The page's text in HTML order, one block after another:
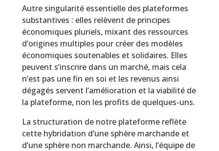
Autre singularité essentielle des plateformes
substantives : elles relèvent de principes
économiques pluriels, mixant des ressources
d’origines multiples pour créer des modèles
économiques soutenables et solidaires. Elles
peuvent s’inscrire dans un marché, mais cela
n’est pas une fin en soi et les revenus ainsi
dégagés servent l’amélioration et la viabilité de
la plateforme, non les profits de quelques-uns.
La structuration de notre plateforme reflète
cette hybridation d’une sphère marchande et
d’une sphère non marchande. Ainsi, l’équipe de